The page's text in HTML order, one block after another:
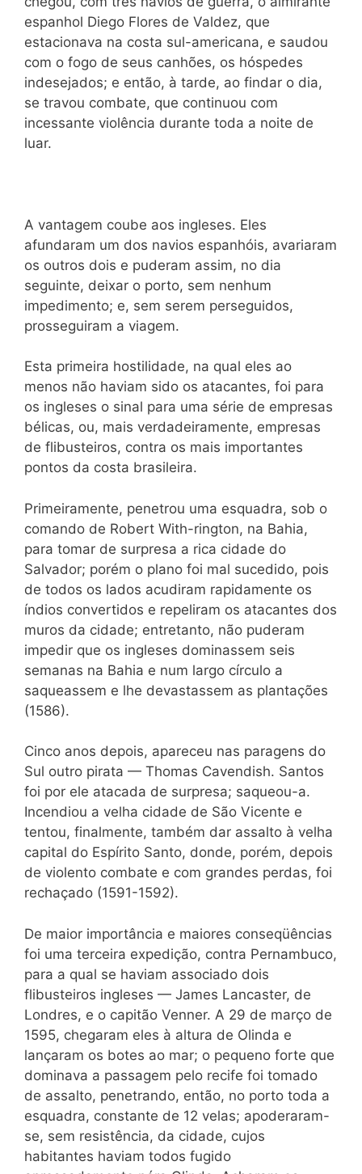
espanhol Diego Flores de Valdez, que
estacionava na costa sul-americana, e saudou
com o fogo de seus canhões, os hóspedes
indesejados; e então, à tarde, ao findar o dia,
se travou combate, que continuou com
incessante violência durante toda a noite de
luar.
A vantagem coube aos ingleses. Eles
afundaram um dos navios espanhóis, avariaram
os outros dois e puderam assim, no dia
seguinte, deixar o porto, sem nenhum
impedimento; e, sem serem perseguidos,
prosseguiram a viagem.
Esta primeira hostilidade, na qual eles ao
menos não haviam sido os atacantes, foi para
os ingleses o sinal para uma série de empresas
bélicas, ou, mais verdadeiramente, empresas
de flibusteiros, contra os mais importantes
pontos da costa brasileira.
Primeiramente, penetrou uma esquadra, sob o
comando de Robert With-rington, na Bahia,
para tomar de surpresa a rica cidade do
Salvador; porém o plano foi mal sucedido, pois
de todos os lados acudiram rapidamente os
índios convertidos e repeliram os atacantes dos
muros da cidade; entretanto, não puderam
impedir que os ingleses dominassem seis
semanas na Bahia e num largo círculo a
saqueassem e lhe devastassem as plantações
(1586).
Cinco anos depois, apareceu nas paragens do
Sul outro pirata — Thomas Cavendish. Santos
foi por ele atacada de surpresa; saqueou-a.
Incendiou a velha cidade de São Vicente e
tentou, finalmente, também dar assalto à velha
capital do Espírito Santo, donde, porém, depois
de violento combate e com grandes perdas, foi
rechaçado (1591-1592).
De maior importância e maiores conseqüências
foi uma terceira expedição, contra Pernambuco,
para a qual se haviam associado dois
flibusteiros ingleses — James Lancaster, de
Londres, e o capitão Venner. A 29 de março de
1595, chegaram eles à altura de Olinda e
lançaram os botes ao mar; o pequeno forte que
dominava a passagem pelo recife foi tomado
de assalto, penetrando, então, no porto toda a
esquadra, constante de 12 velas; apoderaram-
se, sem resistência, da cidade, cujos
habitantes haviam todos fugido